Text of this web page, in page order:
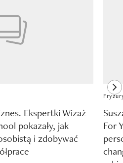
Ekspertki Wizaż
pokazały, jak
i zdobywać
For